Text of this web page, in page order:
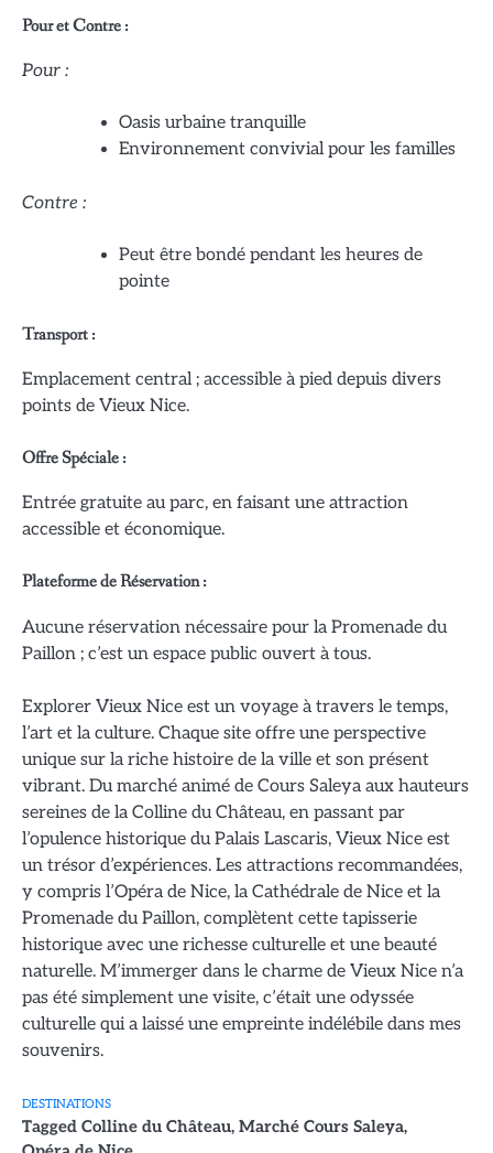
Pour et Contre :
Pour :
Oasis urbaine tranquille
Environnement convivial pour les familles
Contre :
Peut être bondé pendant les heures de
pointe
Transport :
Emplacement central ; accessible à pied depuis divers
points de Vieux Nice.
Offre Spéciale :
Entrée gratuite au parc, en faisant une attraction
accessible et économique.
Plateforme de Réservation :
Aucune réservation nécessaire pour la Promenade du
Paillon ; c’est un espace public ouvert à tous.
Explorer Vieux Nice est un voyage à travers le temps,
l’art et la culture. Chaque site offre une perspective
unique sur la riche histoire de la ville et son présent
vibrant. Du marché animé de Cours Saleya aux hauteurs
sereines de la Colline du Château, en passant par
l’opulence historique du Palais Lascaris, Vieux Nice est
un trésor d’expériences. Les attractions recommandées,
y compris l’Opéra de Nice, la Cathédrale de Nice et la
Promenade du Paillon, complètent cette tapisserie
historique avec une richesse culturelle et une beauté
naturelle. M’immerger dans le charme de Vieux Nice n’a
pas été simplement une visite, c’était une odyssée
culturelle qui a laissé une empreinte indélébile dans mes
souvenirs.
DESTINATIONS
Tagged Colline du Château, Marché Cours Saleya,